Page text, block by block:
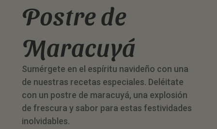
Postre de
Maracuyá
Sumérgete en el espíritu navideño con una
de nuestras recetas especiales. Deléitate
con un postre de maracuyá, una explosión
de frescura y sabor para estas festividades
inolvidables.